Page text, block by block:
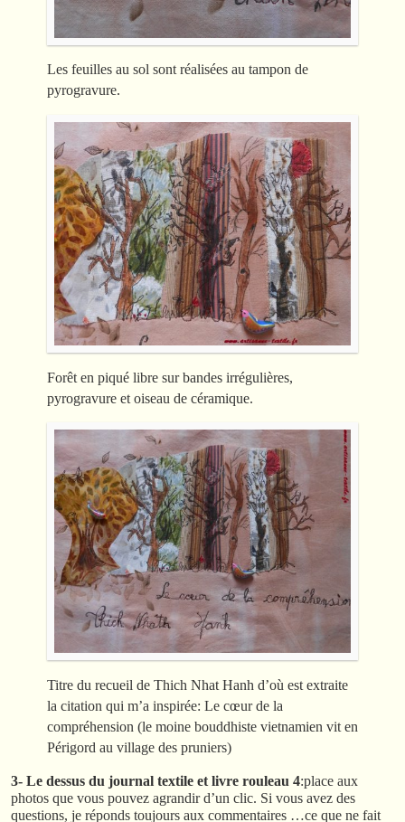
Les feuilles au sol sont réalisées au tampon de
pyrogravure.
Forêt en piqué libre sur bandes irrégulières,
pyrogravure et oiseau de céramique.
Titre du recueil de Thich Nhat Hanh d’où est extraite
la citation qui m’a inspirée: Le cœur de la
compréhension (le moine bouddhiste vietnamien vit en
Périgord au village des pruniers)
3- Le dessus du journal textile et livre rouleau 4:place aux
photos que vous pouvez agrandir d’un clic. Si vous avez des
questions, je réponds toujours aux commentaires …ce que ne fait